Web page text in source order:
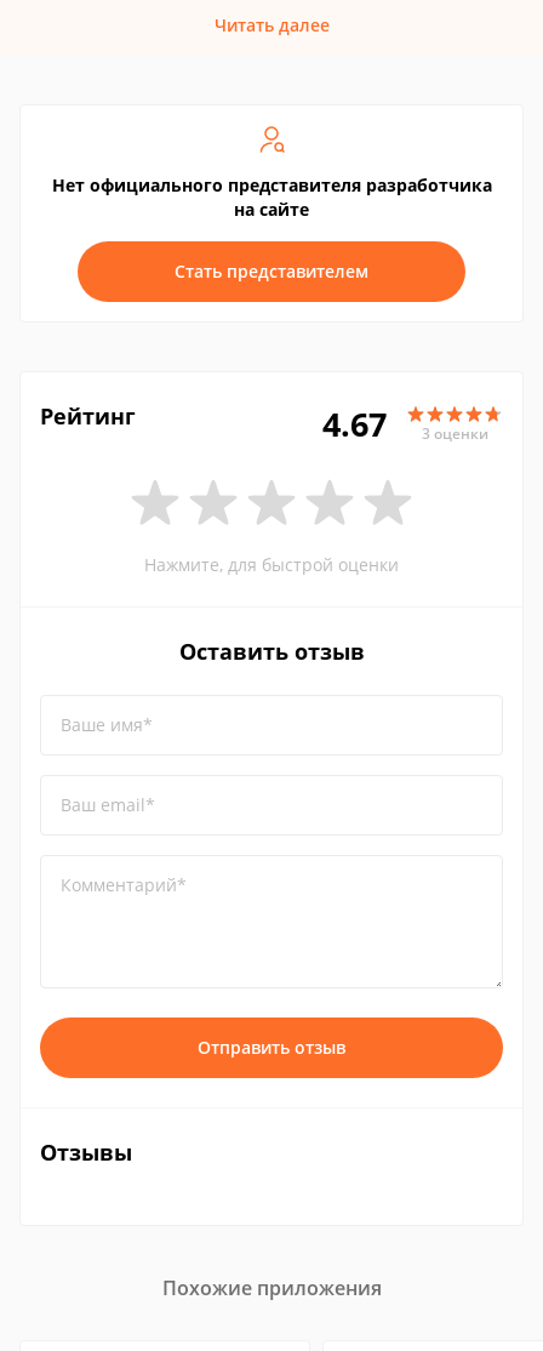
Читать далее
Нет официального представителя разработчика
на сайте
Стать представителем
Рейтинг 4.67 3 оценки
Нажмите, для быстрой оценки
Оставить отзыв
Ваше имя*
Ваш email*
Комментарий*
Отправить отзыв
Отзывы
Похожие приложения